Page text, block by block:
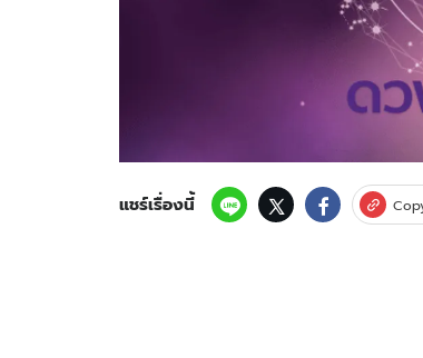
บริษัท อิมเมจ ฟิวเจอร์ (ประเทศไทย)
แชร์เรื่องนี้